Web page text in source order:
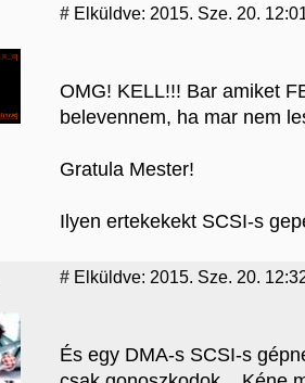
# Elküldve: 2015. Sze. 20.
OMG! KELL!!! Bar amiket
belevennem, ha mar nem
Gratula Mester!
Ilyen ertekekekt SCSI-s
# Elküldve: 2015. Sze. 20.
És egy DMA-s SCSI-s